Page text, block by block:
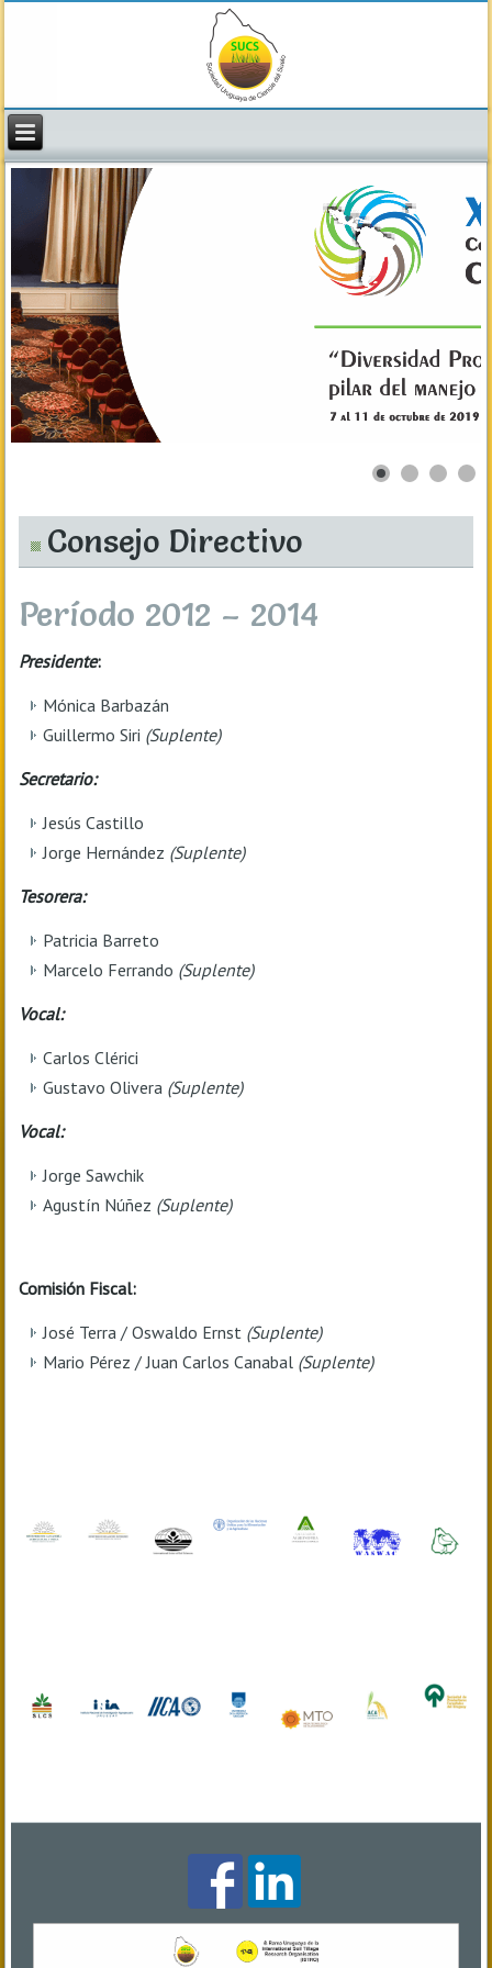
Consejo Directivo
Período 2012 – 2014
Presidente:
Mónica Barbazán
Guillermo Siri (Suplente)
Secretario:
Jesús Castillo
Jorge Hernández (Suplente)
Tesorera:
Patricia Barreto
Marcelo Ferrando (Suplente)
Vocal:
Carlos Clérici
Gustavo Olivera (Suplente)
Vocal:
Jorge Sawchik
Agustín Núñez (Suplente)
Comisión Fiscal:
José Terra / Oswaldo Ernst (Suplente)
Mario Pérez / Juan Carlos Canabal (Suplente)